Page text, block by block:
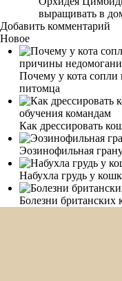
выращивать в
Добавить комментарий
Новое
Почему у кота
питомца
Как дрессировать
Эозинофильная
Набухла грудь у
Болезни британских